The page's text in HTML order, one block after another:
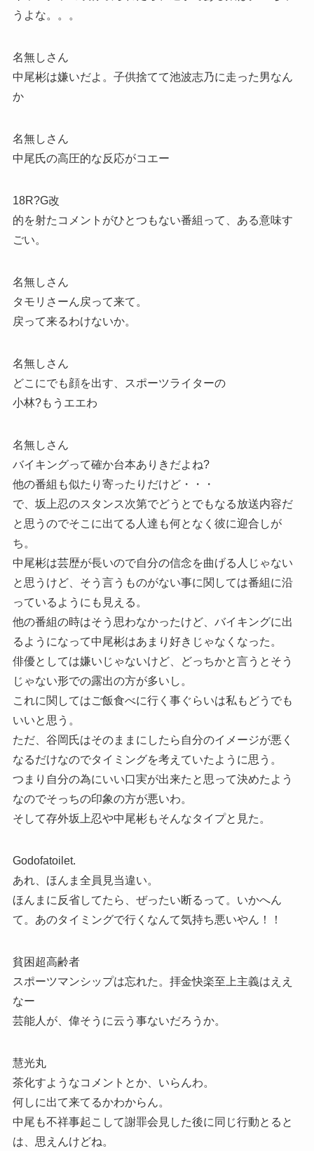
うよな。。。
名無しさん
中尾彬は嫌いだよ。子供捨てて池波志乃に走った男なん
か
名無しさん
中尾氏の高圧的な反応がコエー
18R?G改
的を射たコメントがひとつもない番組って、ある意味す
ごい。
名無しさん
タモリさーん戻って来て。
戻って来るわけないか。
名無しさん
どこにでも顔を出す、スポーツライターの
小林?もうエエわ
名無しさん
バイキングって確か台本ありきだよね?
他の番組も似たり寄ったりだけど・・・
で、坂上忍のスタンス次第でどうとでもなる放送内容だ
と思うのでそこに出てる人達も何となく彼に迎合しが
ち。
中尾彬は芸歴が長いので自分の信念を曲げる人じゃない
と思うけど、そう言うものがない事に関しては番組に沿
っているようにも見える。
他の番組の時はそう思わなかったけど、バイキングに出
るようになって中尾彬はあまり好きじゃなくなった。
俳優としては嫌いじゃないけど、どっちかと言うとそう
じゃない形での露出の方が多いし。
これに関してはご飯食べに行く事ぐらいは私もどうでも
いいと思う。
ただ、谷岡氏はそのままにしたら自分のイメージが悪く
なるだけなのでタイミングを考えていたように思う。
つまり自分の為にいい口実が出来たと思って決めたよう
なのでそっちの印象の方が悪いわ。
そして存外坂上忍や中尾彬もそんなタイプと見た。
Godofatoilet.
あれ、ほんま全員見当違い。
ほんまに反省してたら、ぜったい断るって。いかへん
て。あのタイミングで行くなんて気持ち悪いやん！！
貧困超高齢者
スポーツマンシップは忘れた。拝金快楽至上主義はええ
なー
芸能人が、偉そうに云う事ないだろうか。
慧光丸
茶化すようなコメントとか、いらんわ。
何しに出て来てるかわからん。
中尾も不祥事起こして謝罪会見した後に同じ行動とると
は、思えんけどね。